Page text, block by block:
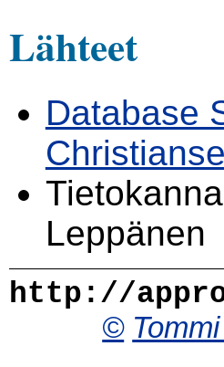
Lähteet
Database
Leppänen
http://
©